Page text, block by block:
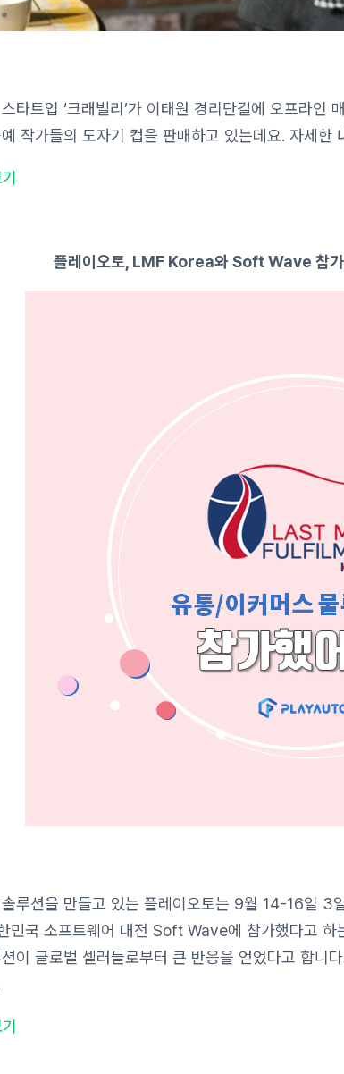
타트업 ‘크래빌리’가 이태원 경리단길에 오프라인
작가들의 도자기 컵을 판매하고 있는데요. 자세한
플레이오토, LMF Korea와 Soft Wave 참가
루션을 만들고 있는 플레이오토는 9월 14-16일 3
민국 소프트웨어 대전 Soft Wave에 참가했다고 하
이 글로벌 셀러들로부터 큰 반응을 얻었다고 합니